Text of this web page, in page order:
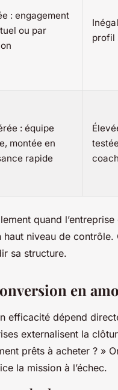
: engagement
ou par
profil
: équipe
montée en
rapide
quand l’entreprise
niveau de contrôle.
sa structure.
en
efficacité dépend
externalisent la
prêts à acheter ? »
la mission à l’échec.